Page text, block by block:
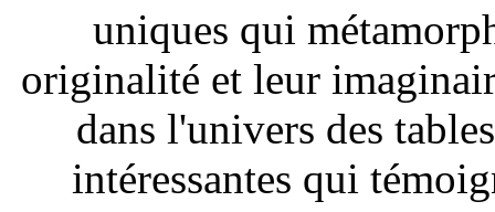
uniques qui
originalité et leur
dans l'univers des
intéressantes qui